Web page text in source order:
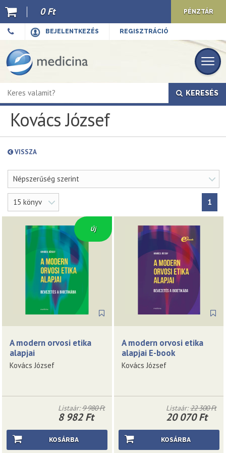
BEJELENTKEZÉS REGISZTRÁCIÓ
0 Ft PÉNZTÁR
KERESÉS
Kovács József
VISSZA
Népszerűség szerint
15 könyv 1
Új
A modern orvosi etika
alapjai
Kovács József
Listaár:9 980 Ft
8 982 Ft
KOSÁRBA
A modern orvosi etika
alapjai E-book
Kovács József
Listaár:22 300 Ft
20 070 Ft
KOSÁRBA
Ajánló
Kiadványaink
E-book
Újdonságok
Akciók
Előkészületben
Top 10
Cégünkről